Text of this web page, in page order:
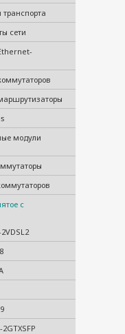
сети
модули
с